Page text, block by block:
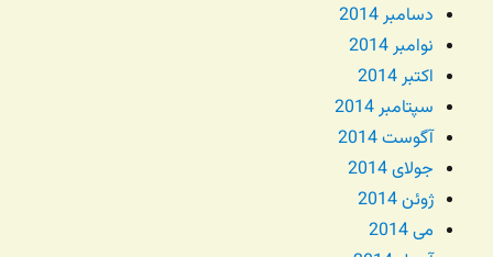
دسامبر 2014
نوامبر 2014
اکتبر 2014
سپتامبر 2014
آگوست 2014
جولای 2014
ژوئن 2014
می 2014